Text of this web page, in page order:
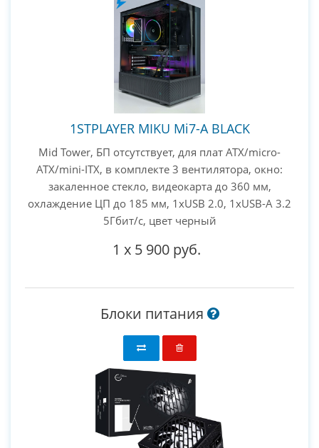
1STPLAYER MIKU Mi7-A BLACK
Mid Tower, БП отсутствует, для плат ATX/micro-
ATX/mini-ITX, в комплекте 3 вентилятора, окно:
закаленное стекло, видеокарта до 360 мм,
охлаждение ЦП до 185 мм, 1xUSB 2.0, 1xUSB-A 3.2
5Гбит/с, цвет черный
1 x 5 900 руб.
Блоки питания